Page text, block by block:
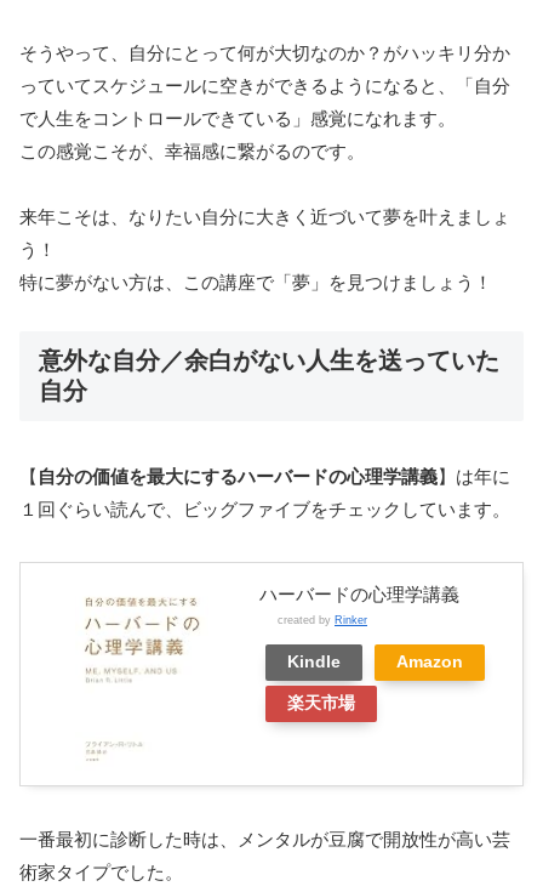
そうやって、自分にとって何が大切なのか？がハッキリ分か
っていてスケジュールに空きができるようになると、「自分
で人生をコントロールできている」感覚になれます。
この感覚こそが、幸福感に繋がるのです。
来年こそは、なりたい自分に大きく近づいて夢を叶えましょ
う！
特に夢がない方は、この講座で「夢」を見つけましょう！
意外な自分／余白がない人生を送っていた
自分
【 自分の価値を最大にするハーバードの心理学講義】は年に
１回ぐらい読んで、ビッグファイブをチェックしています。
ハーバードの心理学講義
created by Rinker
Kindle Amazon
楽天市場
一番最初に診断した時は、メンタルが豆腐で開放性が高い芸
術家タイプでした。